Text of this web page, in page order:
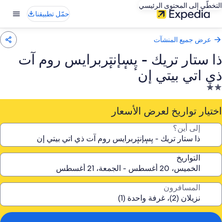
التخطّي إلى المحتوى الرئيسي
حمّل تطبيقنا
عرض جميع المنشآت
ذا ستار تريك - يٕسٕإنتٕربرايس روم آت
ذي اتي بيتي إن
منشأة
فندقية
مصنفة
بنجمتين
2.0
اختيار تواريخ لعرض الأسعار
إلى أين؟
التواريخ
المسافرون